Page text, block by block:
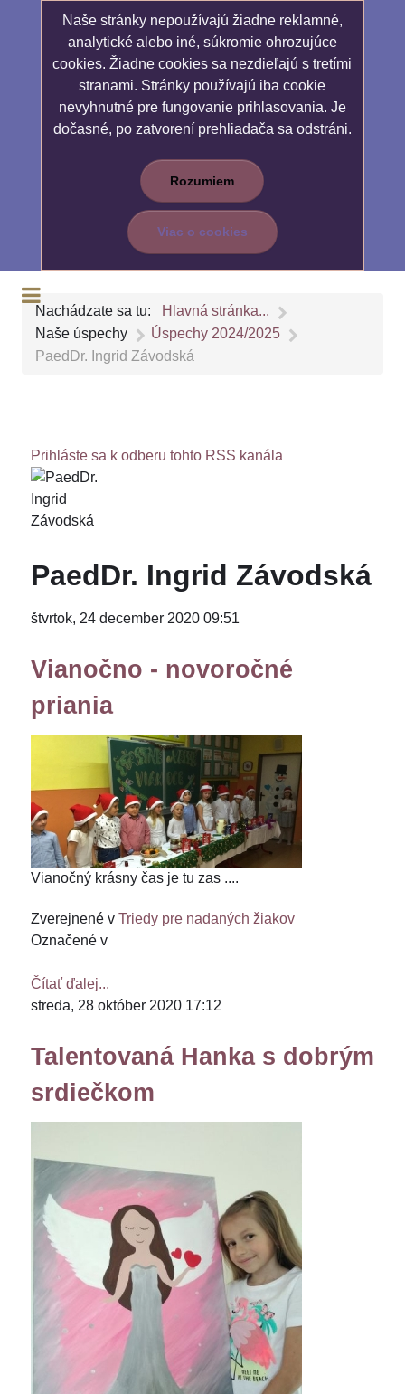
Naše stránky nepoužívajú žiadne reklamné,
analytické alebo iné, súkromie ohrozujúce
cookies. Žiadne cookies sa nezdieľajú s tretími
stranami. Stránky používajú iba cookie
nevyhnutné pre fungovanie prihlasovania. Je
dočasné, po zatvorení prehliadača sa odstráni.
Rozumiem
Viac o cookies
Nachádzate sa tu:
Hlavná stránka...
Naše úspechy
Úspechy 2024/2025
PaedDr. Ingrid Závodská
Prihláste sa k odberu tohto RSS kanála
PaedDr. Ingrid Závodská
štvrtok, 24 december 2020 09:51
Vianočno - novoročné
priania
Vianočný krásny čas je tu zas ....
Zverejnené v Triedy pre nadaných žiakov
Označené v
Čítať ďalej...
streda, 28 október 2020 17:12
Talentovaná Hanka s dobrým
srdiečkom